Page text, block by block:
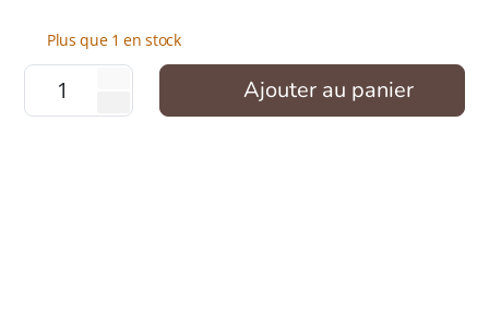
Plus que 1 en stock
Ajouter au panier